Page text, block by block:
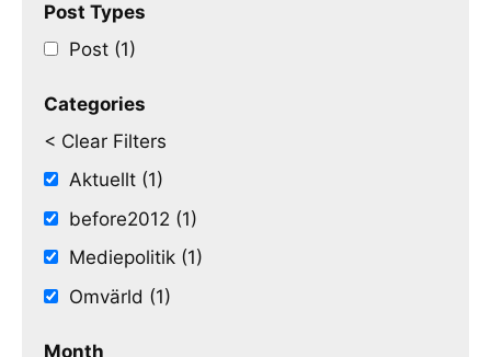
Post Types
Post (1)
Categories
< Clear Filters
Aktuellt (1)
before2012 (1)
Mediepolitik (1)
Omvärld (1)
Month